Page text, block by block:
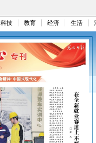
科技 教育 经济 生活